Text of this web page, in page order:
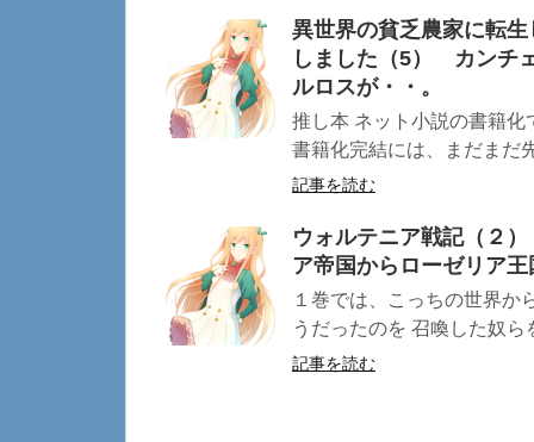
異世界の貧乏農家に転
しました（5） カンチ
ルロスが・・。
推し本 ネット小説の書籍
書籍化完結には、まだまだ
記事を読む
ウォルテニア戦記（２
ア帝国からローゼリア
１巻では、こっちの世界か
うだったのを 召喚した奴
記事を読む